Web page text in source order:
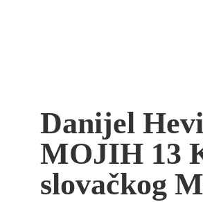
Danijel
MOJIH 13
slovačkog